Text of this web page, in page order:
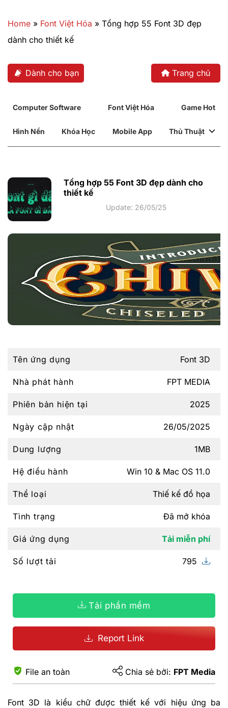
qua
dung
Home » Font Việt Hóa » Tổng hợp 55 Font 3D đẹp
dành cho thiết kế
Dành cho bạn Trang chủ
Computer Software Font Việt Hóa Game Hot
Hình Nền Khóa Học Mobile App Thủ Thuật
Tổng hợp 55 Font 3D đẹp dành cho
thiết kế
Update: 26/05/25
Tên ứng dụng Font 3D
Nhà phát hành FPT MEDIA
Phiên bản hiện tại 2025
Ngày cập nhật 26/05/2025
Dung lượng 1MB
Hệ điều hành Win 10 & Mac OS 11.0
Thể loại Thiế kế đồ họa
Tình trạng Đã mở khóa
Giá ứng dụng Tải miễn phí
Số lượt tải 795
Tải phần mềm
Report Link
File an toàn Chia sẻ bởi: FPT Media
Font 3D là kiểu chữ được thiết kế với hiệu ứng ba